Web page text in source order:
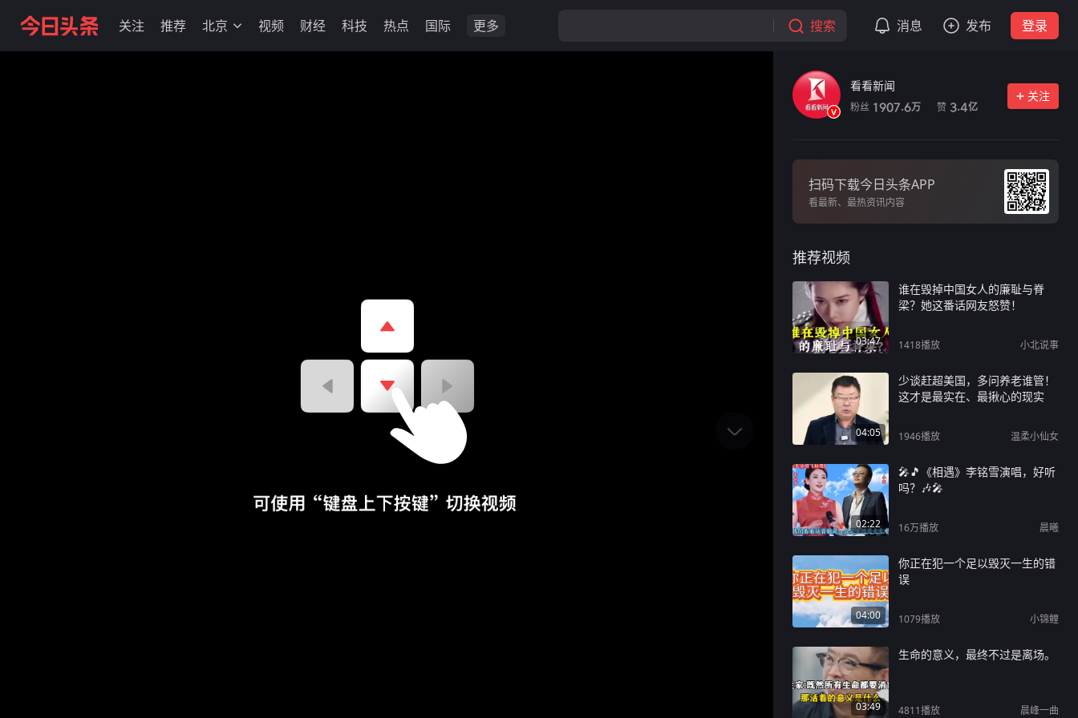
关注 推荐 北京 视频 财经 科技 热点 国际 更多 搜索 消息 发布 登录
看看新闻
粉丝 1907.6万 赞 3.4亿
关注
扫码下载今日头条APP
看最新、最热资讯内容
推荐视频
03:47
谁在毁掉中国女人的廉耻与脊
梁？她这番话网友怒赞！
1418播放 小北说事
04:05
少谈赶超美国，多问养老谁管！
这才是最实在、最揪心的现实
1946播放 温柔小仙女
02:22
🎤🎵《相遇》李铭雪演唱，好听
吗？🎶🎤
16万播放 晨曦
04:00
你正在犯一个足以毁灭一生的错
误
1079播放 小锦鲤
03:49
生命的意义，最终不过是离场。
4811播放 晨峰一曲